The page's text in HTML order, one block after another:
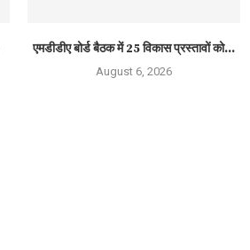
एमडीडीए बोर्ड बैठक में 25 विकास प्रस्तावों को...
August 6, 2026